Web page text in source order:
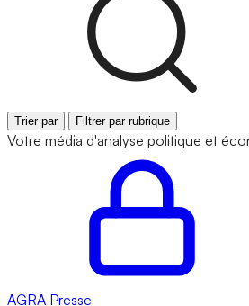
Trier par Filtrer par rubrique
Votre média d'analyse politique et
AGRA Presse